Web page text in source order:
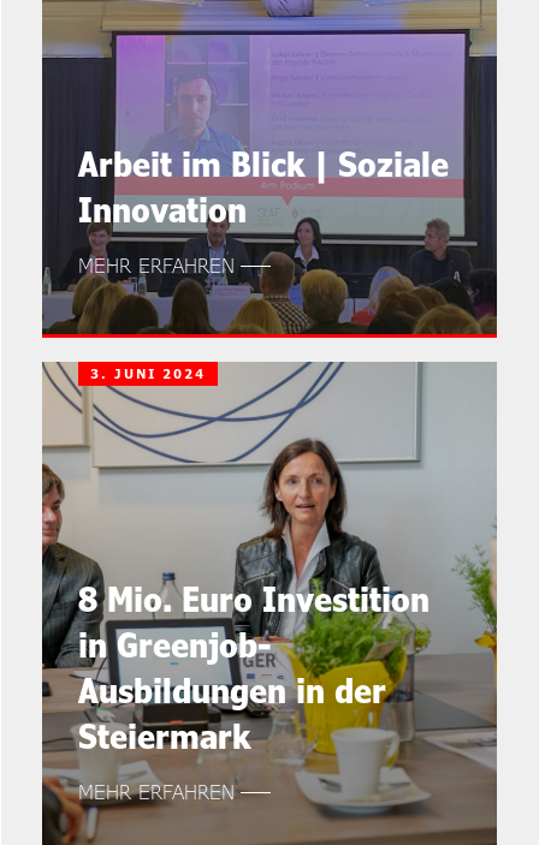
Arbeit im Blick | Soziale
Innovation
MEHR ERFAHREN
8 Mio. Euro Investition
in Greenjob-
Ausbildungen in der
Steiermark
3. JUNI 2024
MEHR ERFAHREN